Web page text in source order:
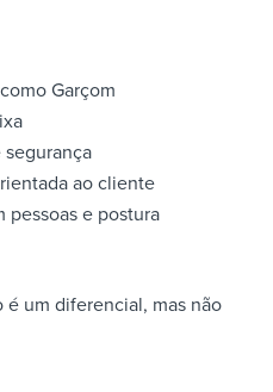
Garçom
ao cliente
pessoas e postura
um diferencial, mas não